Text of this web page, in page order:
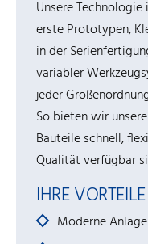
Unsere
erste Prototypen,
in der
variabler
jeder
So bieten wir
Bauteile schnell,
Qualität verfügbar
IHRE
Moderne